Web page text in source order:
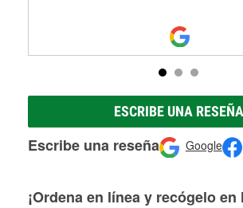
ESCRIBE UNA RESEÑA
Escribe una reseña Google
¡Ordena en línea y recógelo en